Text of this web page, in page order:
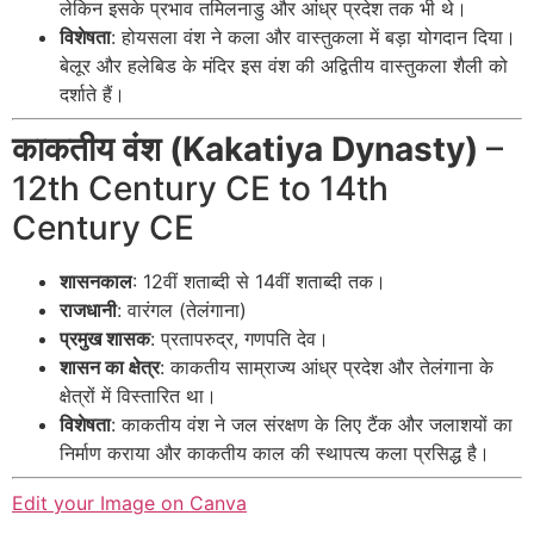
लेकिन इसके प्रभाव तमिलनाडु और आंध्र प्रदेश तक भी थे।
विशेषता: होयसला वंश ने कला और वास्तुकला में बड़ा योगदान दिया।
बेलूर और हलेबिड के मंदिर इस वंश की अद्वितीय वास्तुकला शैली को
दर्शाते हैं।
काकतीय वंश (Kakatiya Dynasty) –
12th Century CE to 14th
Century CE
शासनकाल: 12वीं शताब्दी से 14वीं शताब्दी तक।
राजधानी: वारंगल (तेलंगाना)
प्रमुख शासक: प्रतापरुद्र, गणपति देव।
शासन का क्षेत्र: काकतीय साम्राज्य आंध्र प्रदेश और तेलंगाना के
क्षेत्रों में विस्तारित था।
विशेषता: काकतीय वंश ने जल संरक्षण के लिए टैंक और जलाशयों का
निर्माण कराया और काकतीय काल की स्थापत्य कला प्रसिद्ध है।
Edit your Image on Canva